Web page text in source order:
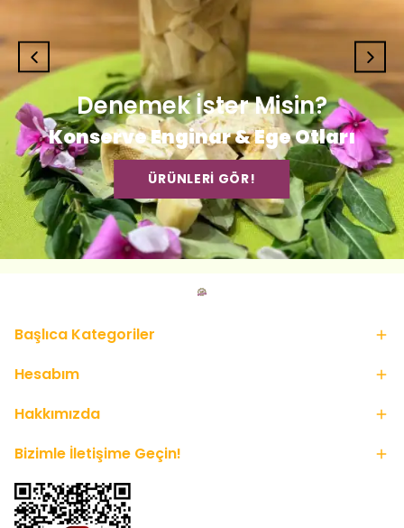
Denemek İster Misin?
Konserve Enginar & Ege Otları
ÜRÜNLERİ GÖR!
Başlıca Kategoriler
Hesabım
Hakkımızda
Bizimle İletişime Geçin!